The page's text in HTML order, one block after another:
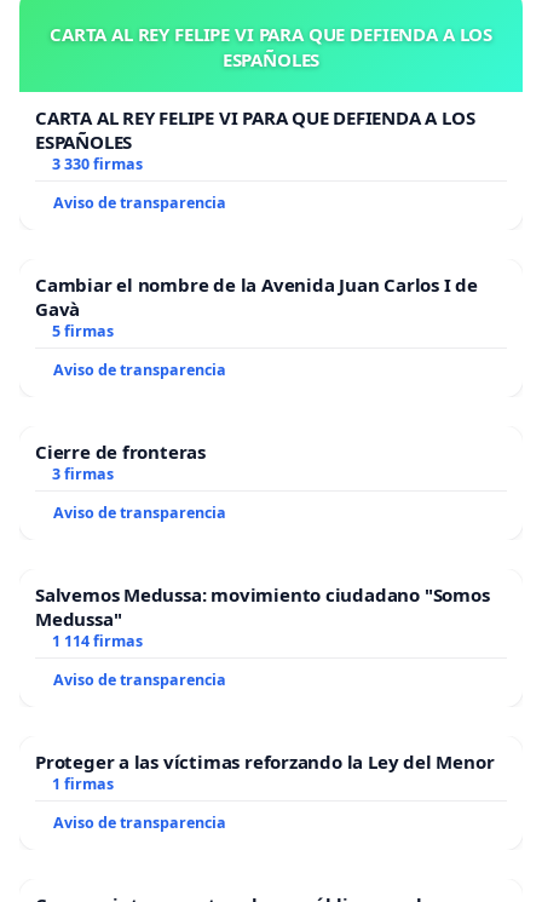
CARTA AL REY FELIPE VI PARA QUE DEFIENDA A LOS
ESPAÑOLES
CARTA AL REY FELIPE VI PARA QUE DEFIENDA A LOS
ESPAÑOLES
3 330 firmas
Aviso de transparencia
Cambiar el nombre de la Avenida Juan Carlos I de
Gavà
5 firmas
Aviso de transparencia
Cierre de fronteras
3 firmas
Aviso de transparencia
Salvemos Medussa: movimiento ciudadano "Somos
Medussa"
1 114 firmas
Aviso de transparencia
Proteger a las víctimas reforzando la Ley del Menor
1 firmas
Aviso de transparencia